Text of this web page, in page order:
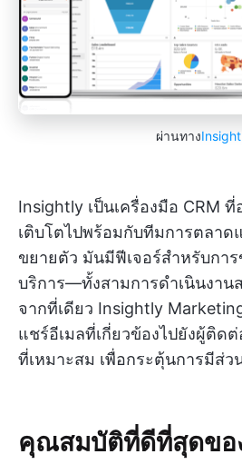
ผ่านทาง
Insightly เป็นเครื่องมือ CRM
เติบโตไปพร้อมกับทีมการตลา
ขยายตัว มันมีฟีเจอร์สำหรับกา
บริการ—ทั้งสามการดำเนินงาน
จากที่เดียว Insightly
แชร์อีเมลที่เกี่ยวข้องไปยังผู้ติด
ที่เหมาะสม เพื่อกระตุ้นการมีส่ว
คุณสมบัติที่ดีที่สุดขอ